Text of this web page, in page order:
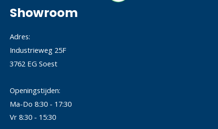
Showroom
Adres:
Industrieweg 25F
3762 EG Soest
Openingstijden:
Ma-Do 8:30 - 17:30
Vr 8:30 - 15:30